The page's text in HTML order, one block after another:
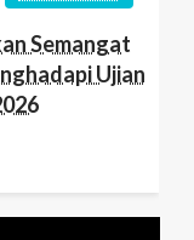
Semangat
Ujian